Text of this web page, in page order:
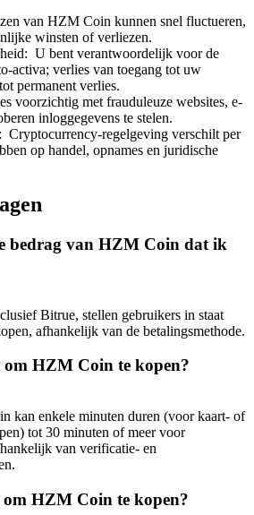
to Share 25000 USDT prize pool!
van HZM Coin kunnen snel fluctueren,
winsten of verliezen.
: U bent verantwoordelijk voor de
activa; verlies van toegang tot uw
permanent verlies.
voorzichtig met frauduleuze websites, e-
inloggegevens te stelen.
: Cryptocurrency-regelgeving verschilt per
op handel, opnames en juridische
bedrag van HZM Coin dat ik
Bitrue, stellen gebruikers in staat
afhankelijk van de betalingsmethode.
HZM Coin te kopen?
kan enkele minuten duren (voor kaart- of
tot 30 minuten of meer voor
van verificatie- en
HZM Coin te kopen?